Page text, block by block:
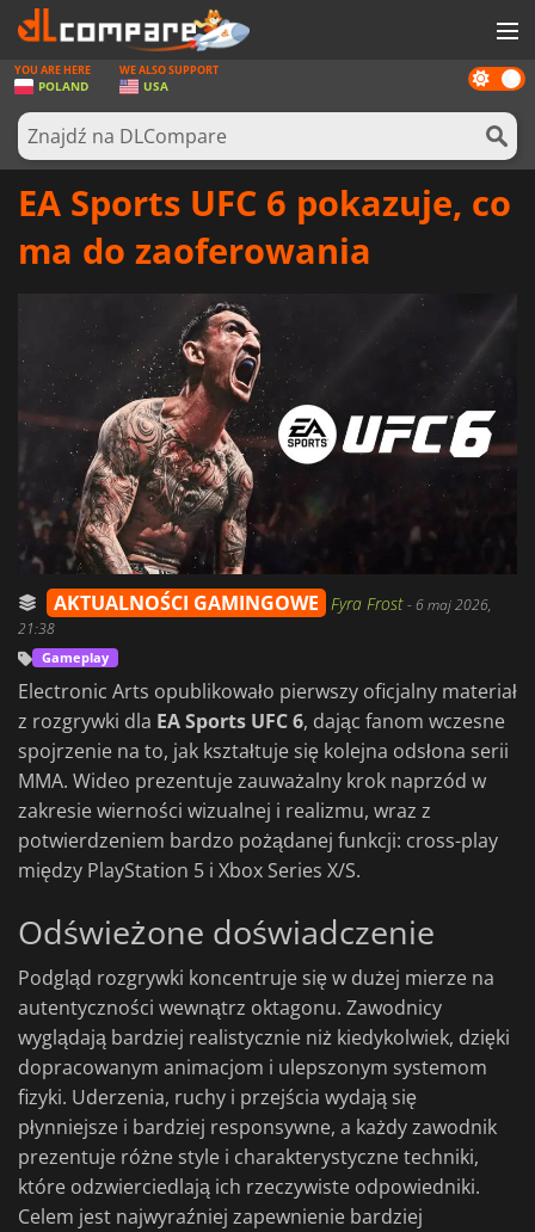
GRY
KARTY DO GIER
OPROGRAMOWANIE
ZALOGUJ SIĘ LUB ZAREJESTRUJ
Dark
mode
YOU ARE HERE
POLAND
WE ALSO SUPPORT
USA
EA Sports UFC 6 pokazuje, co
ma do zaoferowania
AKTUALNOŚCI GAMINGOWE Fyra Frost-6 maj 2026,
21:38
Gameplay
Electronic Arts opublikowało pierwszy oficjalny materiał
z rozgrywki dla EA Sports UFC 6, dając fanom wczesne
spojrzenie na to, jak kształtuje się kolejna odsłona serii
MMA. Wideo prezentuje zauważalny krok naprzód w
zakresie wierności wizualnej i realizmu, wraz z
potwierdzeniem bardzo pożądanej funkcji: cross-play
między PlayStation 5 i Xbox Series X/S.
Odświeżone doświadczenie
Podgląd rozgrywki koncentruje się w dużej mierze na
autentyczności wewnątrz oktagonu. Zawodnicy
wyglądają bardziej realistycznie niż kiedykolwiek, dzięki
dopracowanym animacjom i ulepszonym systemom
fizyki. Uderzenia, ruchy i przejścia wydają się
płynniejsze i bardziej responsywne, a każdy zawodnik
prezentuje różne style i charakterystyczne techniki,
które odzwierciedlają ich rzeczywiste odpowiedniki.
Celem jest najwyraźniej zapewnienie bardziej